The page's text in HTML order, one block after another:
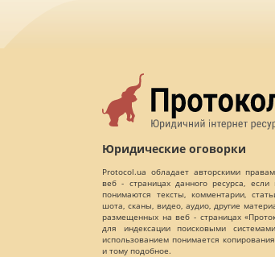
Юридические оговорки
Protocol.ua обладает авторскими
веб - страницах данного ресурса,
понимаются тексты, комментарии,
шота, сканы, видео, аудио, другие
размещенных на веб - страницах
для индексации поисковыми
использованием понимается
и тому подобное.